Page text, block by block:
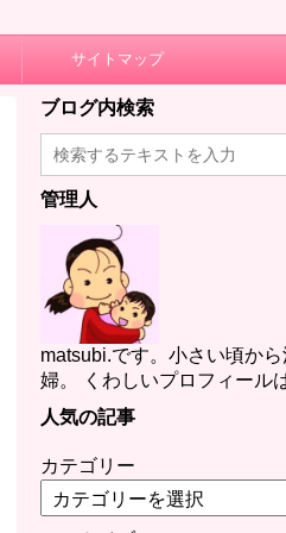
サイトマップ
ブログ内検索
管理人
matsubi.です。小さい頃か
婦。 くわしいプロフィール
人気の記事
カテゴリー